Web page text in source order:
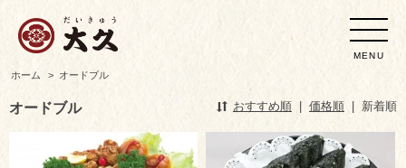
MENU
ホーム > オードブル
オードブル おすすめ順 価格順 新着順